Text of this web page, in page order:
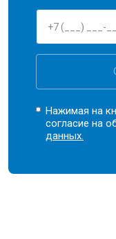
Нажимая на
согласие на
данных.